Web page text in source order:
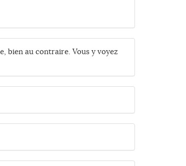
bien au contraire. Vous y voyez